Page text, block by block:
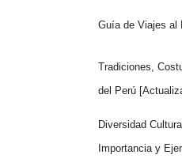
Guía de Viajes al
Tradiciones,
del Perú
Diversidad
Importancia y